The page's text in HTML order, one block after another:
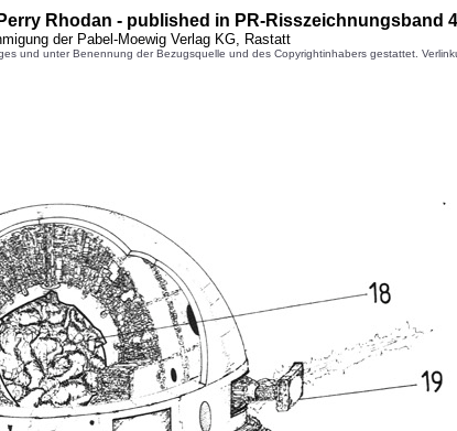
Rhodan - published in PR-Risszeichnungsband 4
der Pabel-Moewig Verlag KG, Rastatt
und unter Benennung der Bezugsquelle und des Copyrightinhabers gestattet.